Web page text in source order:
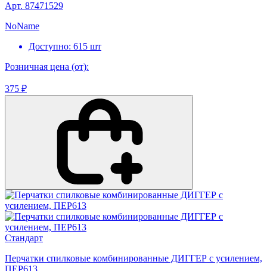
Арт. 87471529
NoName
Доступно: 615 шт
Розничная цена (от):
375 ₽
Стандарт
Перчатки спилковые комбинированные ДИГГЕР с усилением,
ПЕР613